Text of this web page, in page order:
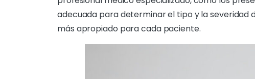
adecuada para determinar el tipo y la
más apropiado para cada paciente.